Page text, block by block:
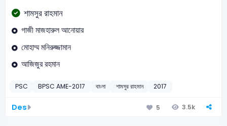
শামসুর রাহমান
গাজী মাজহারুল আনোয়ার
মোহাম্ম মনিরুজ্জামান
আজিজুর রহমান
PSC BPSC AME-2017 বাংলা শামসুর রাহমান 2017
Des 5 3.5k